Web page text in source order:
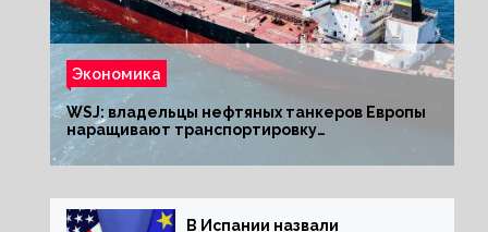
Экономика
WSJ: владельцы нефтяных танкеров Европы
наращивают транспортировку
из РФ до санкций
В Испании назвали